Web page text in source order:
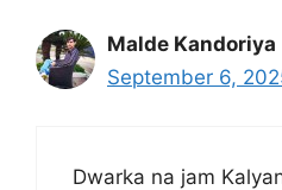
Malde Kandoriya
September 6,
Dwarka na jam